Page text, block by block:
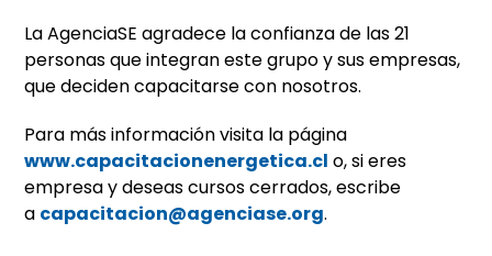
La AgenciaSE agradece la confianza de las 21
personas que integran este grupo y sus empresas,
que deciden capacitarse con nosotros.
Para más información visita la página
www.capacitacionenergetica.cl o, si eres
empresa y deseas cursos cerrados, escribe
a capacitacion@agenciase.org.